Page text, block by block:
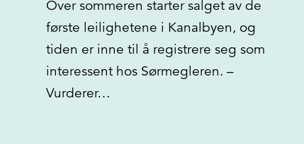
Over sommeren starter salget av de
første leilighetene i Kanalbyen, og
tiden er inne til å registrere seg som
interessent hos Sørmegleren. –
Vurderer…